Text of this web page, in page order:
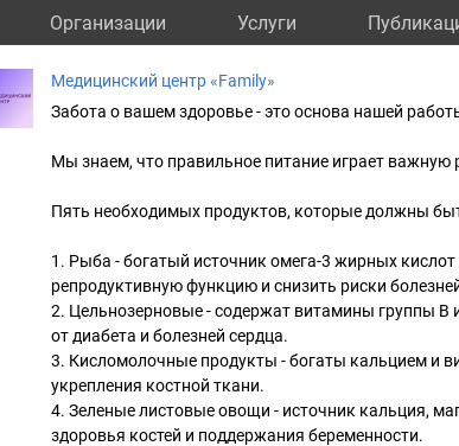
Организации Услуги
Медицинский центр «Family»
Забота о вашем здоровье - это основа нашей
Мы знаем, что правильное питание играет важную
Пять необходимых продуктов, которые должны
1. Рыба - богатый источник омега-3 жирных
репродуктивную функцию и снизить риски
2. Цельнозерновые - содержат витамины группы
от диабета и болезней сердца.
3. Кисломолочные продукты - богаты кальцием и
укрепления костной ткани.
4. Зеленые листовые овощи - источник кальция,
здоровья костей и поддержания беременности.